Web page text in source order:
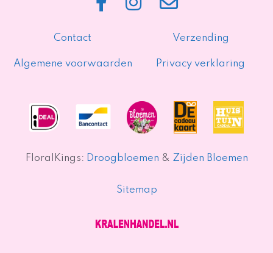
Contact Verzending
Algemene voorwaarden Privacy verklaring
FloralKings: Droogbloemen & Zijden Bloemen
Sitemap